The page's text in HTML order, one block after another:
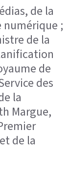
de la
;
de la
de
des
la
Margue,
de la